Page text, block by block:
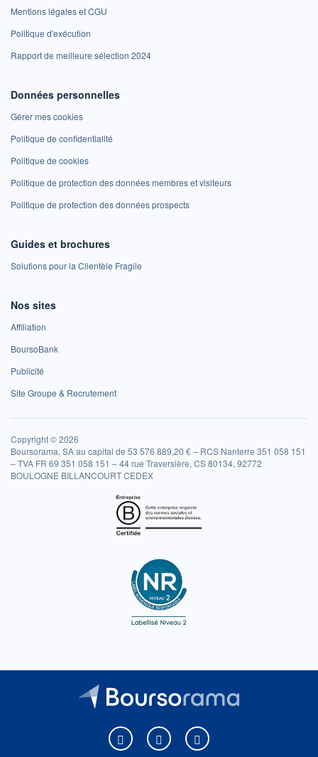
Mentions légales et CGU
Politique d'exécution
Rapport de meilleure sélection 2024
Données personnelles
Gérer mes cookies
Politique de confidentialité
Politique de cookies
Politique de protection des données membres et visiteurs
Politique de protection des données prospects
Guides et brochures
Solutions pour la Clientèle Fragile
Nos sites
Affiliation
BoursoBank
Publicité
Site Groupe & Recrutement
Copyright © 2026
Boursorama, SA au capital de 53 576 889,20 € – RCS Nanterre 351 058 151
– TVA FR 69 351 058 151 – 44 rue Traversière, CS 80134, 92772
BOULOGNE BILLANCOURT CEDEX
Boursorama sur Facebook
Boursorama sur XBoursorama sur